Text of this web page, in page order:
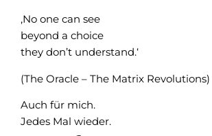
‚No one can see
beyond a choice
they don’t understand.‘
(The Oracle – The Matrix Revolutions)
Auch für mich.
Jedes Mal wieder.